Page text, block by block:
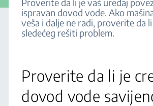
ispravan dovod vode. Ako
veša i dalje ne radi, proverite da
sledećeg rešiti problem.
Proverite da li je
dovod vode